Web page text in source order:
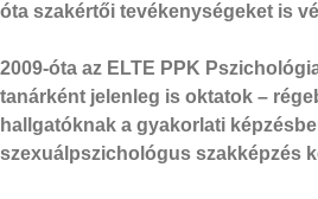
óta szakértői tevékenységeket is
2009-óta az ELTE PPK
tanárként jelenleg is oktatok –
hallgatóknak a gyakorlati
szexuálpszichológus szakképzés